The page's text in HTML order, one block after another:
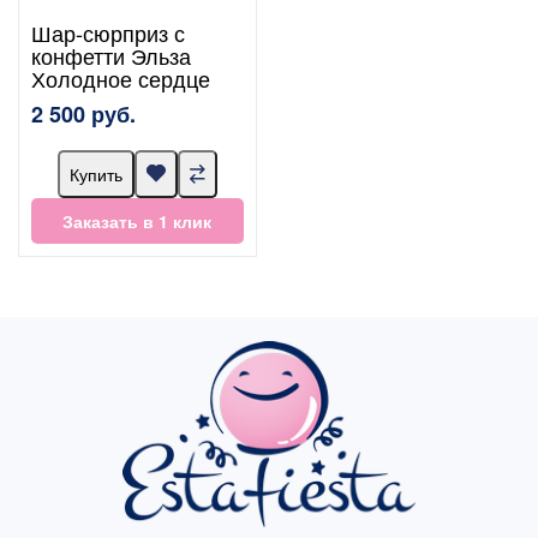
Шар-сюрприз с
конфетти Эльза
Холодное сердце
2 500 руб.
Купить
Заказать в 1 клик